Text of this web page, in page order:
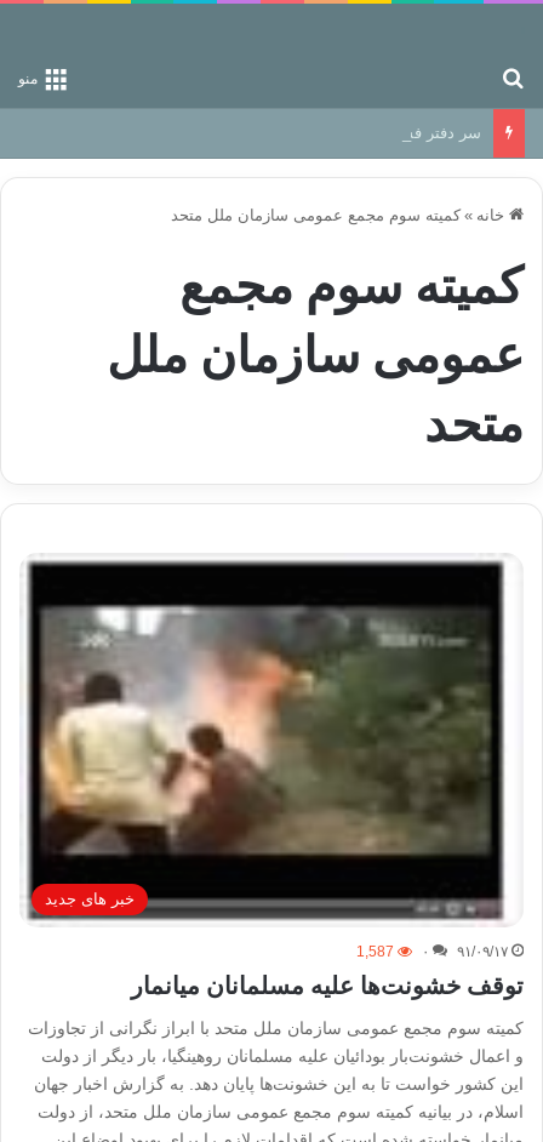
منو
سر دفتر فساد در زمین‌، دوری وکناره‌گیری از راه خداست‌!
خانه » كمیته سوم مجمع عمومی سازمان ملل متحد
كمیته سوم مجمع
عمومی سازمان ملل
متحد
خبر های جدید
۹۱/۰۹/۱۷ ۰ 1,587
توقف خشونت‌ها علیه مسلمانان میانمار
كمیته سوم مجمع عمومی سازمان ملل متحد با ابراز نگرانی از تجاوزات
و اعمال خشونت‌بار بودائیان علیه مسلمانان روهینگیا، بار دیگر از دولت
این كشور خواست تا به این خشونت‌ها پایان دهد. به گزارش اخبار جهان
اسلام، در بیانیه كمیته سوم مجمع عمومی سازمان ملل متحد، از دولت